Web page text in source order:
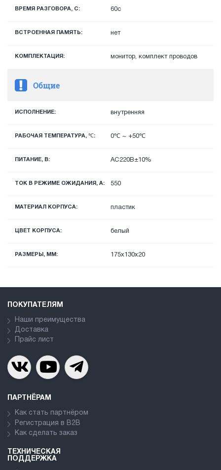
ВРЕМЯ РАЗГОВОРА, С: 60с
ВСТРОЕННАЯ ПАМЯТЬ: нет
КОМПЛЕКТАЦИЯ: монитор, комплект проводов
Общие
ИСПОЛНЕНИЕ: внутренняя
РАБОЧАЯ ТЕМПЕРАТУРА, ℃: 0℃ ~ +50℃
ПИТАНИЕ, В: AC220В±10%
ТОК В РЕЖИМЕ ОЖИДАНИЯ, A: 550
МАТЕРИАЛ КОРПУСА: пластик
ЦВЕТ КОРПУСА: белый
РАЗМЕРЫ, ММ: 175х130х20
ПОКУПАТЕЛЯМ
Наши преимущества
Доставка
Прайс лист
ПАРТНЁРАМ
Как стать партнёром
Регистрация в В2В
Как сделать заказ
ТЕХНИЧЕСКАЯ
ПОДДЕРЖКА